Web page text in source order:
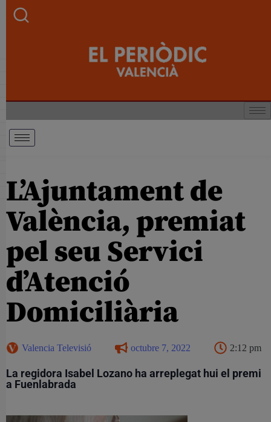
L’Ajuntament de
València, premiat
pel seu Servici
d’Atenció
Domiciliària
Valencia Televisió octubre 7, 2022 2:12 pm
La regidora Isabel Lozano ha arreplegat hui el premi
a Fuenlabrada